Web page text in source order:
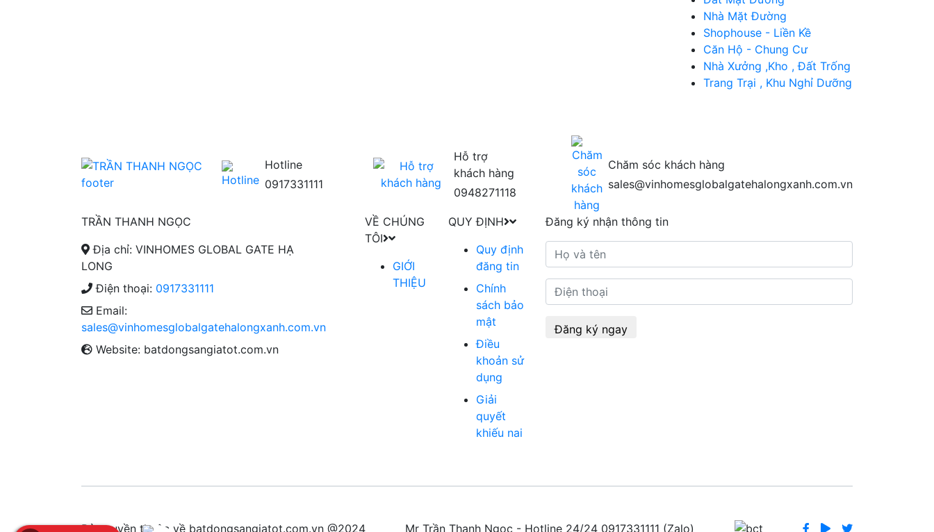
Nhà Mặt Đường
Shophouse - Liền Kề
Căn Hộ - Chung Cư
Nhà Xưởng ,Kho , Đất Trống
Trang Trại , Khu Nghỉ Dưỡng
Hotline
0917331111
Hỗ trợ
khách hàng
0948271118
Chăm sóc khách hàng
sales@vinhomesglobalgatehalongxanh.com.vn
TRẦN THANH NGỌC
Địa chỉ: VINHOMES GLOBAL GATE HẠ
LONG
Điện thoại: 0917331111
Email:
sales@vinhomesglobalgatehalongxanh.com.vn
Website: batdongsangiatot.com.vn
VỀ CHÚNG
TÔI
GIỚI
THIỆU
QUY ĐỊNH
Quy định
đăng tin
Chính
sách bảo
mật
Điều
khoản sử
dụng
Giải
quyết
khiếu nai
Đăng ký nhận thông tin
Đăng ký ngay
Bản quyền thuộc về batdongsangiatot.com.vn @2024 Mr Trần Thanh Ngọc - Hotline 24/24 0917331111 (Zalo)